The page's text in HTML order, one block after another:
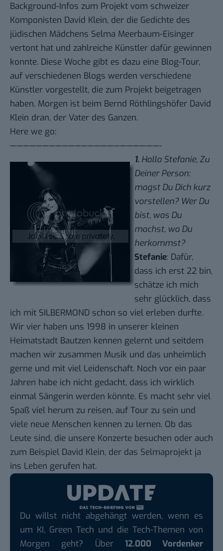
Background-Infos zum Projekt vom schweizer
Komponisten David Klein, der die Gedichte des
jüdischen Mädchens Selma Meerbaum-Eisinger
vertont hat und zahlreiche Künstler dafür gewinnen
konnte. Diese Woche gibt es dazu eine Blog-Tour,
auf verschiedenen Blogs werden verschiedene
Künstler vorgestellt, die zum Projekt beigetragen
haben. Morgen ist beim Bernd Röthlingshöfer David
Klein dran, der Vater des Ganzen.
Here we go:
———————————————————————-
1. Hallo Stefanie, Zu
Deiner Person:
magst Du Dich kurz
vorstellen? Wer Du
bist, was Du
machst, wo Du
herkommst?
Stefanie: Dafür,
dass ich erst 22 bin,
schätze ich mich
sehr glücklich, dass
ich mit SILBERMOND schon so viel erleben durfte.
Wir vier haben uns 1998 in unserer kleinen
Heimatstadt Bautzen kennen gelernt und seitdem
machen wir zusammen Musik und das unheimlich
gerne und mit viel Leidenschaft. Noch vor ein paar
Jahren habe ich nicht gedacht, dass ich wirklich
einmal Sängerin werden könnte. Es macht sehr viel
Spaß viel herum zu reisen, auf Tour zu sein und
viele neue Menschen kennen zu lernen. Ob das
Leute sind, die unsere Konzerte besuchen oder auch
zum Beispiel David Klein, der das Selmaprojekt ja
ins Leben gerufen hat.
Du willst nicht abgehängt werden, wenn es
um KI, Green Tech und die Tech-Themen von
Morgen geht? Über 12.000 Vordenker